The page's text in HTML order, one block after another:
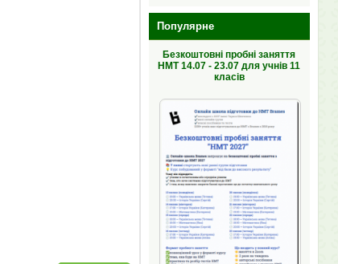
Популярне
Безкоштовні пробні заняття
НМТ 14.07 - 23.07 для учнів 11
класів